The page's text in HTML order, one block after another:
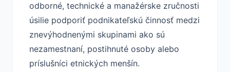
odborné, technické a manažérske zručnosti
úsilie podporiť podnikateľskú činnosť medzi
znevýhodnenými skupinami ako sú
nezamestnaní, postihnuté osoby alebo
príslušníci etnických menšín.